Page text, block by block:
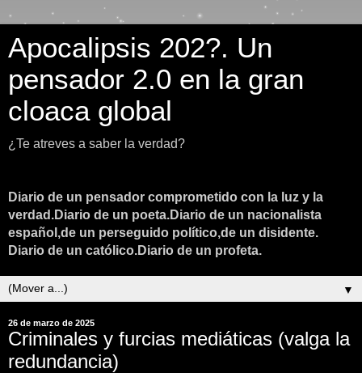
Apocalipsis 202?. Un
pensador 2.0 en la gran
cloaca global
¿Te atreves a saber la verdad?
Diario de un pensador comprometido con la luz y la
verdad.Diario de un poeta.Diario de un nacionalista
español,de un perseguido político,de un disidente.
Diario de un católico.Diario de un profeta.
▼
26 de marzo de 2025
Criminales y furcias mediáticas (valga la
redundancia)